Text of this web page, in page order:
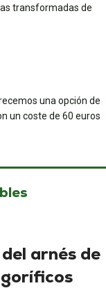
transformadas de
una opción de
un coste de 60 euros
arnés de